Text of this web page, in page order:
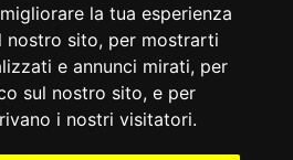
la tua esperienza
nostro sito, per mostrarti
e annunci mirati, per
sul nostro sito, e per
i nostri visitatori.